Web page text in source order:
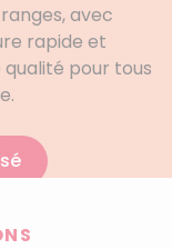
avec
rapide et
qualité pour tous